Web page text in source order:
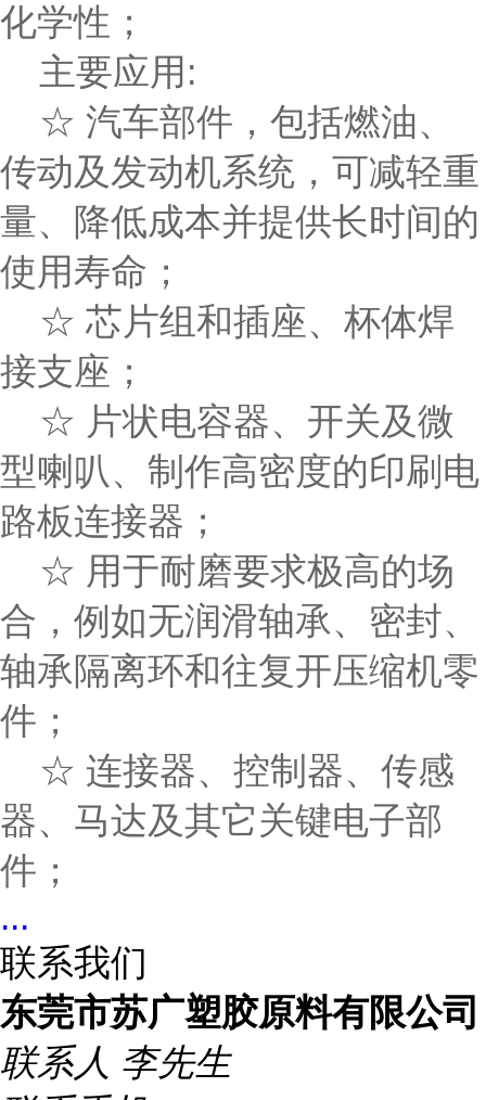
化学性；
主要应用:
☆ 汽车部件，包括燃油、
传动及发动机系统，可减轻重
量、降低成本并提供长时间的
使用寿命；
☆ 芯片组和插座、杯体焊
接支座；
☆ 片状电容器、开关及微
型喇叭、制作高密度的印刷电
路板连接器；
☆ 用于耐磨要求极高的场
合，例如无润滑轴承、密封、
轴承隔离环和往复开压缩机零
件；
☆ 连接器、控制器、传感
器、马达及其它关键电子部
件；
...
联系我们
东莞市苏广塑胶原料有限公司
联系人 李先生